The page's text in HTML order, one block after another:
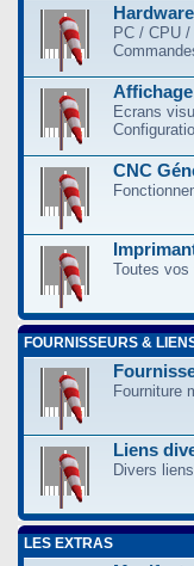
PC / CPU
Ecrans
CNC
Toutes vos
FOURNISSEURS &
Fourniture
Liens
Divers
LES EXTRAS